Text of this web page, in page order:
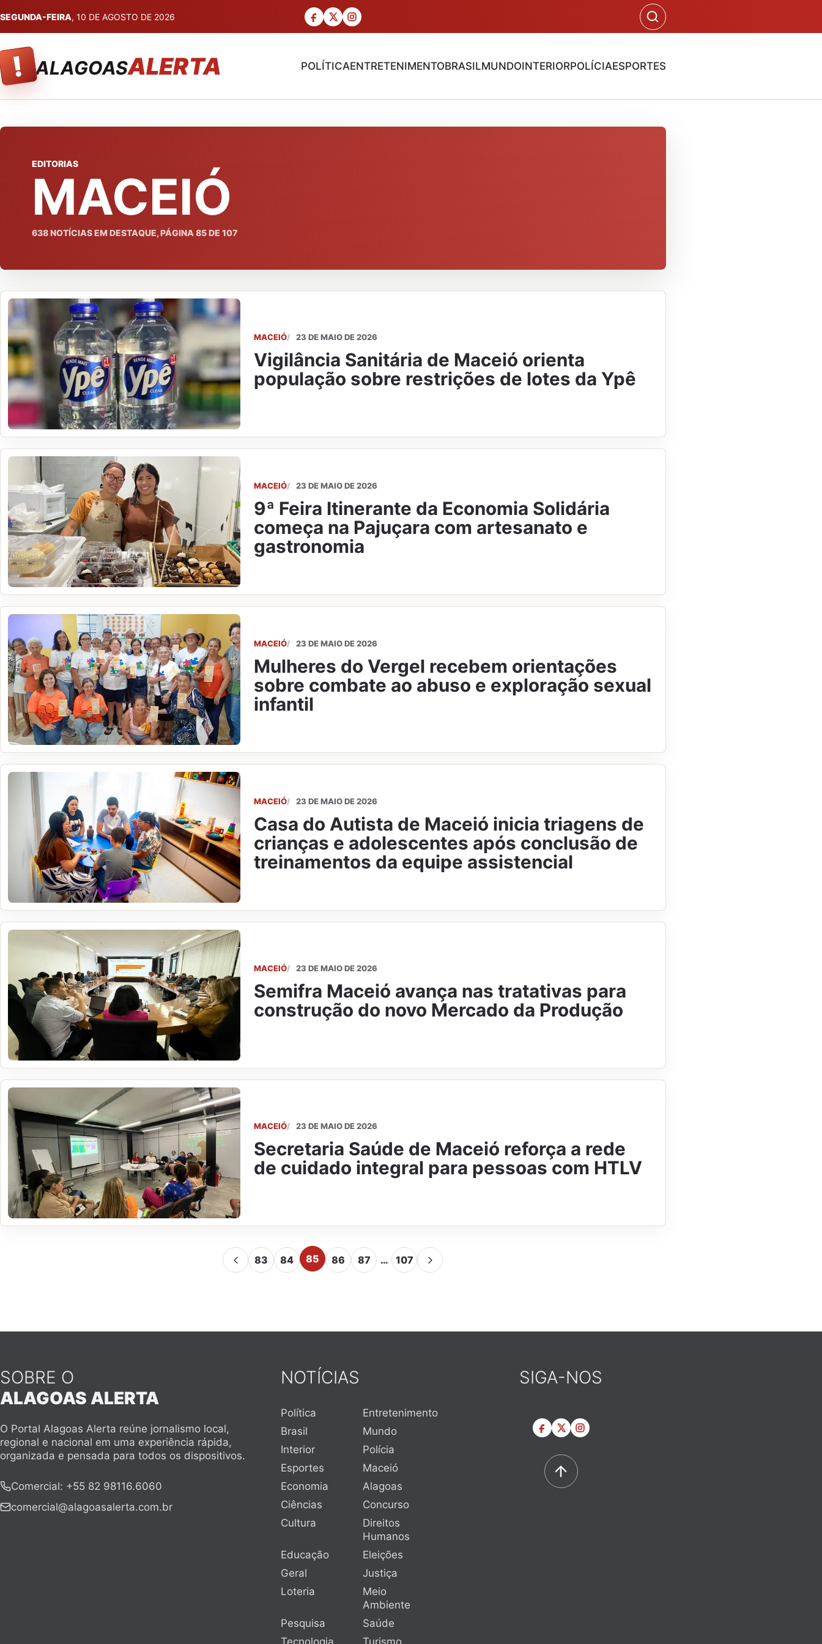
SEGUNDA-FEIRA, 10 DE AGOSTO DE 2026
! ALAGOASALERTA POLÍTICAENTRETENIMENTOBRASILMUNDOINTERIORPOLÍCIAESPORTES
EDITORIAS
MACEIÓ
638NOTÍCIAS EM DESTAQUE, PÁGINA 85DE 107
MACEIÓ 23 DE MAIO DE 2026
Vigilância Sanitária de Maceió orienta
população sobre restrições de lotes da Ypê
MACEIÓ 23 DE MAIO DE 2026
9ª Feira Itinerante da Economia Solidária
começa na Pajuçara com artesanato e
gastronomia
MACEIÓ 23 DE MAIO DE 2026
Mulheres do Vergel recebem orientações
sobre combate ao abuso e exploração sexual
infantil
MACEIÓ 23 DE MAIO DE 2026
Casa do Autista de Maceió inicia triagens de
crianças e adolescentes após conclusão de
treinamentos da equipe assistencial
MACEIÓ 23 DE MAIO DE 2026
Semifra Maceió avança nas tratativas para
construção do novo Mercado da Produção
MACEIÓ 23 DE MAIO DE 2026
Secretaria Saúde de Maceió reforça a rede
de cuidado integral para pessoas com HTLV
83 84 85 86 87 … 107
SOBRE O
ALAGOAS ALERTA
O Portal Alagoas Alerta reúne jornalismo local,
regional e nacional em uma experiência rápida,
organizada e pensada para todos os dispositivos.
Comercial: +55 82 98116.6060
comercial@alagoasalerta.com.br
NOTÍCIAS
Política
Entretenimento
Brasil
Mundo
Interior
Polícia
Esportes
Maceió
Economia
Alagoas
Ciências
Concurso
Cultura
Direitos
Humanos
Educação
Eleições
Geral
Justiça
Loteria
Meio
Ambiente
Pesquisa
Saúde
Tecnologia
Turismo
SIGA-NOS